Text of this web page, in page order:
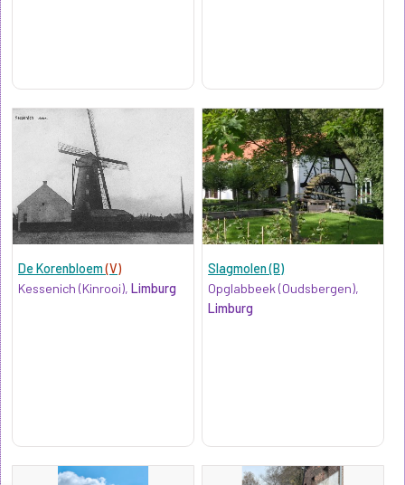
De Korenbloem(V)
Kessenich (Kinrooi), Limburg
Slagmolen (B)
Opglabbeek (Oudsbergen),
Limburg